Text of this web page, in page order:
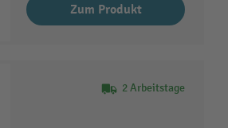
Zum Produkt
2 Arbeitstage